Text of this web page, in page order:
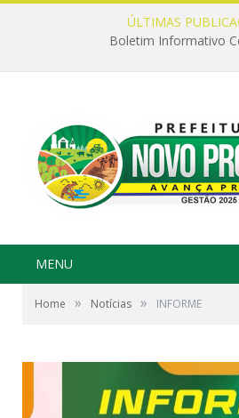
ÚLTIMAS
Boletim Informativo
MENU
Home » Notícias » INFORME